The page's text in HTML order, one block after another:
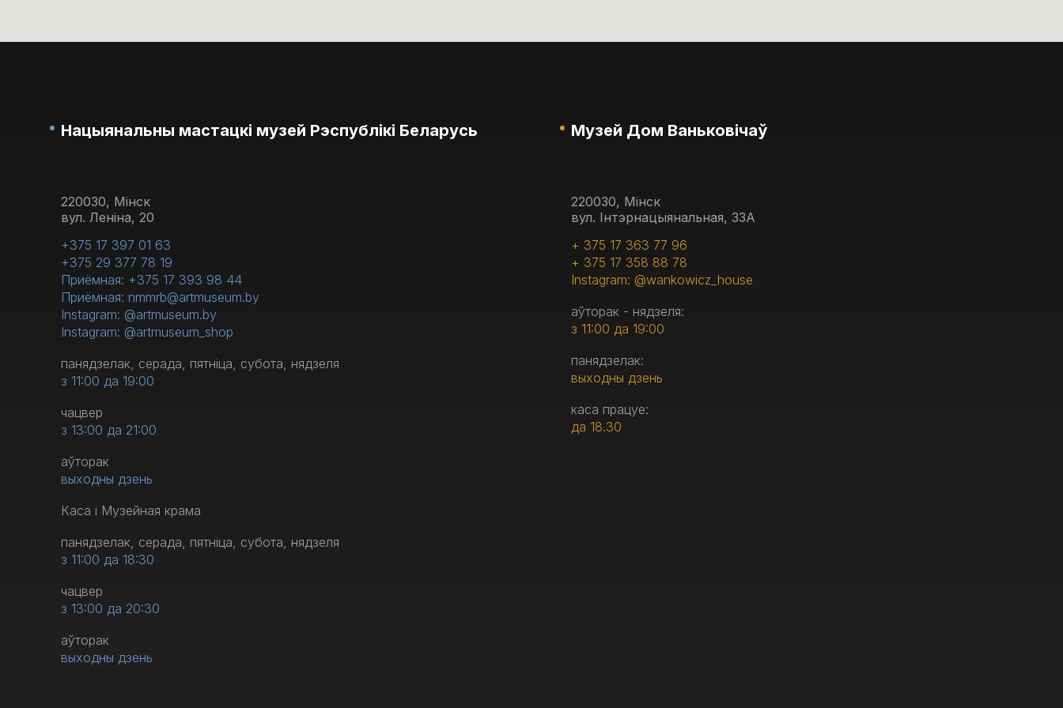
Нацыянальны мастацкі музей Рэспублікі Беларусь
220030, Мінск
вул. Леніна, 20
+375 17 397 01 63
+375 29 377 78 19
Приёмная: +375 17 393 98 44
Приёмная: nmmrb@artmuseum.by
Instagram: @artmuseum.by
Instagram: @artmuseum_shop
панядзелак, серада, пятніца, субота, нядзеля
з 11:00 да 19:00
чацвер
з 13:00 да 21:00
аўторак
выходны дзень
Каса і Музейная крама
панядзелак, серада, пятніца, субота, нядзеля
з 11:00 да 18:30
чацвер
з 13:00 да 20:30
аўторак
выходны дзень
Музей Дом Ваньковічаў
220030, Мінск
вул. Інтэрнацыянальная, 33А
+ 375 17 363 77 96
+ 375 17 358 88 78
Instagram: @wankowicz_house
аўторак - нядзеля:
з 11:00 да 19:00
панядзелак:
выходны дзень
каса працуе:
да 18.30